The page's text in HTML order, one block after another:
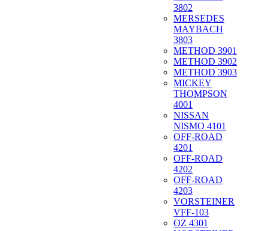
3802
MERSEDES
MAYBACH
3803
METHOD 3901
METHOD 3902
METHOD 3903
MICKEY
THOMPSON
4001
NISSAN
NISMO 4101
OFF-ROAD
4201
OFF-ROAD
4202
OFF-ROAD
4203
VORSTEINER
VFF-103
OZ 4301